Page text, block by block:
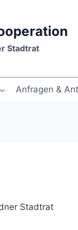
Stadtrat
Anfragen &
Stadtrat